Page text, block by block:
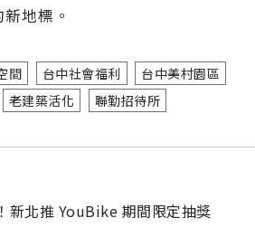
地標。
間 台中社會福利
台中美村園區
老建築活化 聯勤招待所
新北推 YouBike 期間限定抽獎